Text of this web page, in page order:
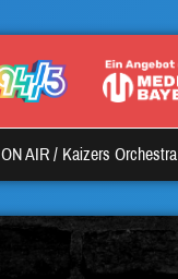
ON AIR / Kaizers Orchestra